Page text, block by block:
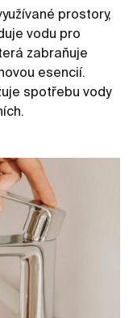
prostory,
vodu pro
zabraňuje
esencií.
spotřebu vody